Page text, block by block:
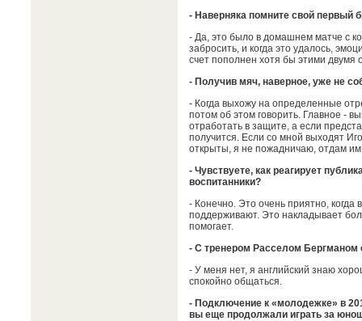
- Наверняка помните свой первый
- Да, это было в домашнем матче с
забросить, и когда это удалось,
счет пополнен хотя бы этими двумя
- Получив мяч, наверное, уже не
- Когда выхожу на определенные
потом об этом говорить. Главное -
отработать в защите, а если
получится. Если со мной выходят
открыты, я не пожадничаю, отдам им
- Чувствуете, как реагирует
воспитанники?
- Конечно. Это очень приятно, когда
поддерживают. Это накладывает
помогает.
- С тренером Расселом Бергманом
- У меня нет, я английский знаю
спокойно общаться.
- Подключение к «молодежке» в
вы еще продолжали играть за